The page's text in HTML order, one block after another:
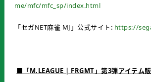
me/mfc/mfc_sp/index.html
「セガNET麻雀 MJ」公式サイト: https://
■「M.LEAGUE | FRGMT 」第3弾アイテム